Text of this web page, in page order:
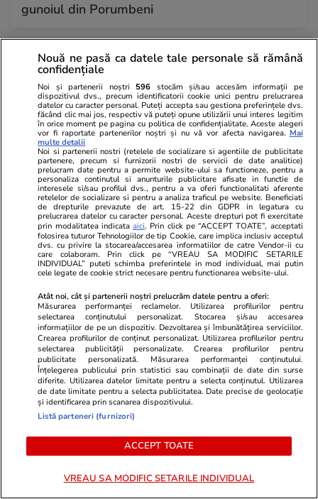
gunoiul din Porumbeni
Știri România 07:00
Tragerile loto din 23 iulie 2026. Report de
peste 8,40 milioane de euro la Loto 6 din 49,
categoria I
Știri România 10:00
Statul n-a fost în stare să vândă casa lui
Gheorghe Dincă, ajunsă o ruină la 7 ani de la
cazul Caracal. „Asta ar trebui dărâmată!”
Lifestyle
Ce este decoctul, cum se obţine şi
Guvernul a
Când vor
Nouă ne pasă ca datele tale personale să rămână
confidențiale
Noi și partenerii noștri 596 stocăm și/sau accesăm informații pe
dispozitivul dvs., precum identificatorii cookie unici pentru prelucrarea
datelor cu caracter personal. Puteți accepta sau gestiona preferințele dvs.
făcând clic mai jos, respectiv vă puteți opune utilizării unui interes legitim
în orice moment pe pagina cu politica de confidențialitate. Aceste alegeri
vor fi raportate partenerilor noștri și nu vă vor afecta navigarea. Mai
multe detalii
Noi si partenerii nostri (retelele de socializare si agentiile de publicitate
partenere, precum si furnizorii nostri de servicii de date analitice)
prelucram date pentru a permite website-ului sa functioneze, pentru a
personaliza continutul si anunturile publicitare afisate in functie de
interesele si/sau profilul dvs., pentru a va oferi functionalitati aferente
retelelor de socializare si pentru a analiza traficul pe website. Beneficiati
de drepturile prevazute de art. 15-22 din GDPR in legatura cu
prelucrarea datelor cu caracter personal. Aceste drepturi pot fi exercitate
prin modalitatea indicataaici. Prin click pe “ACCEPT TOATE”, acceptati
folosirea tuturor Tehnologiilor de tip Cookie, care implica inclusiv acceptul
dvs. cu privire la stocarea/accesarea informatiilor de catre Vendor-ii cu
care colaboram. Prin click pe “VREAU SA MODIFIC SETARILE
INDIVIDUAL” puteti schimba preferintele in mod individual, mai putin
cele legate de cookie strict necesare pentru functionarea website-ului.
Atât noi, cât și partenerii noștri prelucrăm datele pentru a oferi:
Măsurarea performanței reclamelor. Utilizarea profilurilor pentru
selectarea conținutului personalizat. Stocarea și/sau accesarea
informațiilor de pe un dispozitiv. Dezvoltarea și îmbunătățirea serviciilor.
Crearea profilurilor de conținut personalizat. Utilizarea profilurilor pentru
selectarea publicității personalizate. Crearea profilurilor pentru
publicitate personalizată. Măsurarea performanței conținutului.
Înțelegerea publicului prin statistici sau combinații de date din surse
diferite. Utilizarea datelor limitate pentru a selecta conținutul. Utilizarea
de date limitate pentru a selecta publicitatea. Date precise de geolocație
și identificarea prin scanarea dispozitivului.
Listă parteneri (furnizori)
ACCEPT TOATE
VREAU SA MODIFIC SETARILE INDIVIDUAL